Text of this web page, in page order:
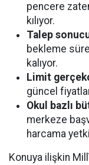
pencere
kılıyor.
Talep
bekleme
kalıyor.
Limit
güncel fiyatlar
Okul bazlı
merkeze
harcama
Konuya ilişkin